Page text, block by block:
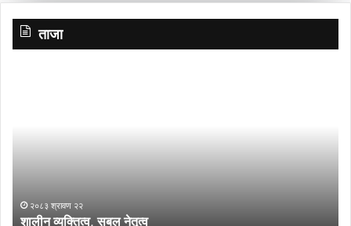
ताजा
२०८३ श्रावण २२
शालीन व्यक्तित्व, सबल नेतृत्व